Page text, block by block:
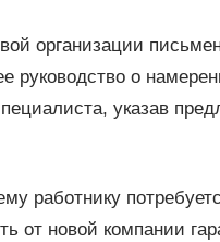
организации
руководство о
указав
работнику
от новой компании